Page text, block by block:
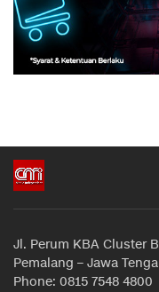
Jl. Perum KBA Cluster
Pemalang – Jawa
Phone: 0815 7548 4800